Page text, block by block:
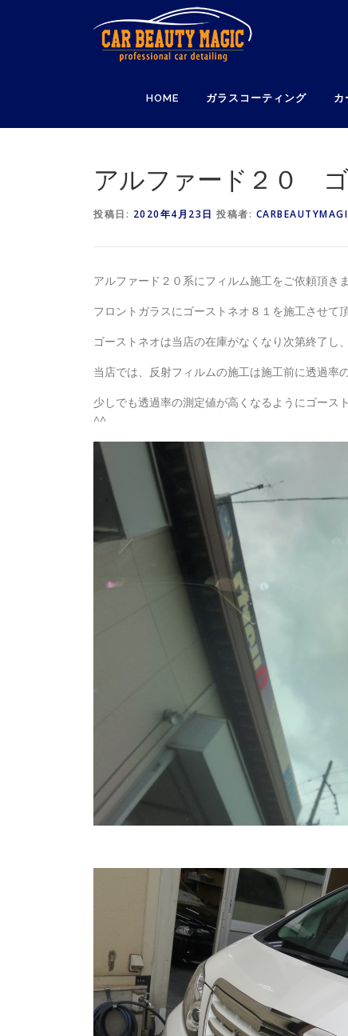
HOME ガラスコーティング カ
アルファード２０
投稿日: 2020年4月23日 投稿者:
アルファード２０系にフィルム施工をご依頼頂きま
フロントガラスにゴーストネオ８１を施工させて
ゴーストネオは当店の在庫がなくなり次第終了し
当店では、反射フィルムの施工は施工前に透過率
少しでも透過率の測定値が高くなるようにゴース
^^